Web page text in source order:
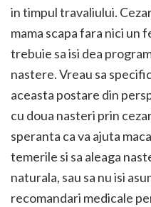
in timpul travaliului.
mama scapa fara nici un
trebuie sa isi dea
nastere. Vreau sa
aceasta postare din
cu doua nasteri prin
speranta ca va ajuta
temerile si sa aleaga
naturala, sau sa nu isi
recomandari medicale